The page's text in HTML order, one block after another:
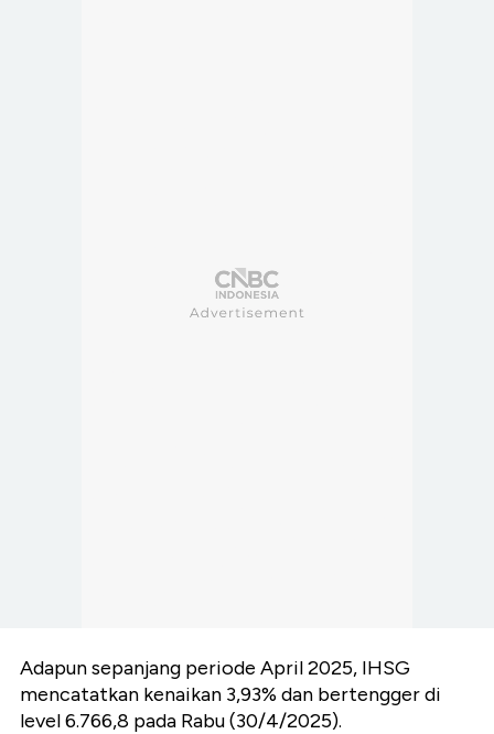
Adapun sepanjang periode April 2025, IHSG
mencatatkan kenaikan 3,93% dan bertengger di
level 6.766,8 pada Rabu (30/4/2025).